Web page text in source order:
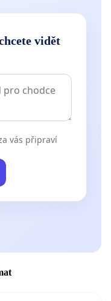
vidět
vás připraví